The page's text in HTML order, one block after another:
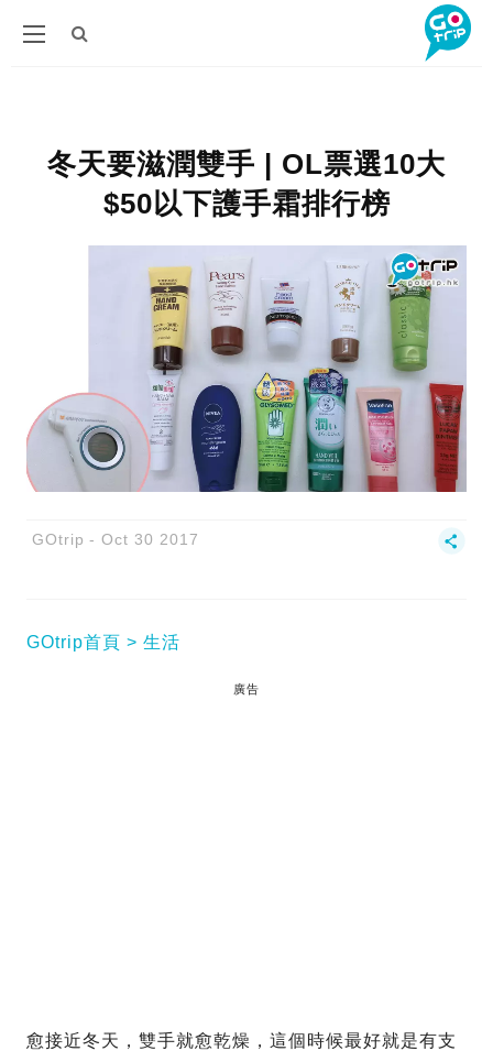
冬天要滋潤雙手 | OL票選10大
$50以下護手霜排行榜
GOtrip Oct 30 2017
GOtrip首頁 生活
廣告
愈接近冬天，雙手就愈乾燥，這個時候最好就是有支